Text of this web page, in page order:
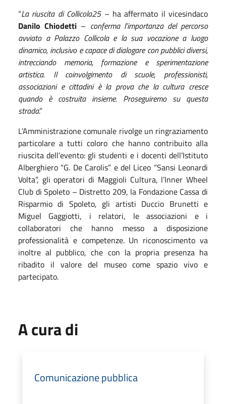
“La riuscita di Collicola25– ha affermato il vicesindaco
Danilo Chiodetti – conferma l’importanza del percorso
avviato a Palazzo Collicola e la sua vocazione a luogo
dinamico, inclusivo e capace di dialogare con pubblici diversi,
intrecciando memoria, formazione e sperimentazione
artistica. Il coinvolgimento di scuole, professionisti,
associazioni e cittadini è la prova che la cultura cresce
quando è costruita insieme. Proseguiremo su questa
strada.”
L’Amministrazione comunale rivolge un ringraziamento
particolare a tutti coloro che hanno contribuito alla
riuscita dell’evento: gli studenti e i docenti dell’Istituto
Alberghiero “G. De Carolis” e del Liceo “Sansi Leonardi
Volta”, gli operatori di Maggioli Cultura, l’Inner Wheel
Club di Spoleto – Distretto 209, la Fondazione Cassa di
Risparmio di Spoleto, gli artisti Duccio Brunetti e
Miguel Gaggiotti, i relatori, le associazioni e i
collaboratori che hanno messo a disposizione
professionalità e competenze. Un riconoscimento va
inoltre al pubblico, che con la propria presenza ha
ribadito il valore del museo come spazio vivo e
partecipato.
A cura di
Comunicazione pubblica